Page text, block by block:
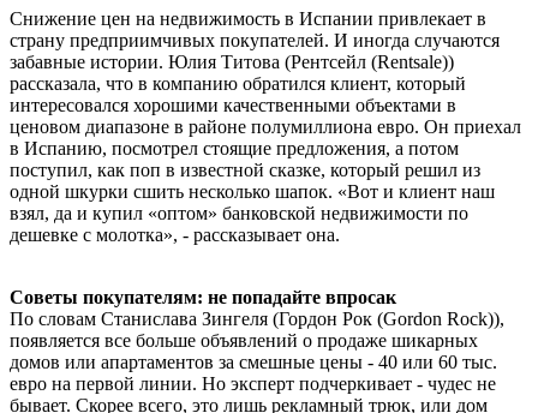
Снижение цен на недвижимость в Испании привлекает в
страну предприимчивых покупателей. И иногда случаются
забавные истории. Юлия Титова (Рентсейл (Rentsale))
рассказала, что в компанию обратился клиент, который
интересовался хорошими качественными объектами в
ценовом диапазоне в районе полумиллиона евро. Он приехал
в Испанию, посмотрел стоящие предложения, а потом
поступил, как поп в известной сказке, который решил из
одной шкурки сшить несколько шапок. «Вот и клиент наш
взял, да и купил «оптом» банковской недвижимости по
дешевке с молотка», - рассказывает она.
Советы покупателям: не попадайте впросак
По словам Станислава Зингеля (Гордон Рок (Gordon Rock)),
появляется все больше объявлений о продаже шикарных
домов или апартаментов за смешные цены - 40 или 60 тыс.
евро на первой линии. Но эксперт подчеркивает - чудес не
бывает. Скорее всего, это лишь рекламный трюк, или дом